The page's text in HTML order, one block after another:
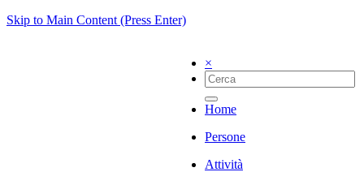
Skip to Main Content (Press Enter)
×
Home
Persone
Attività